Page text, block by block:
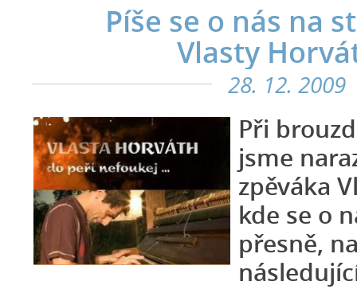
Píše se o nás na
Vlasty
28. 12. 2009
Při
jsme
zpěváka
kde se o
přesně,